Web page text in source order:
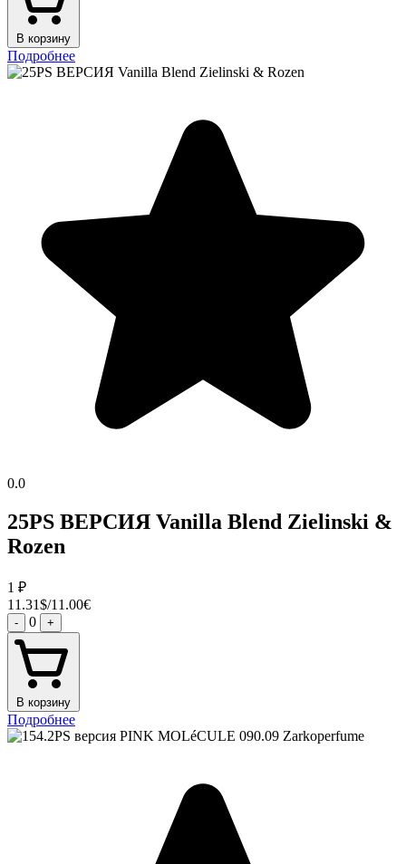
В корзину
Подробнее
0.0
25PS ВЕРСИЯ Vanilla Blend Zielinski &
Rozen
1 ₽
11.31$/11.00€
- 0 +
В корзину
Подробнее